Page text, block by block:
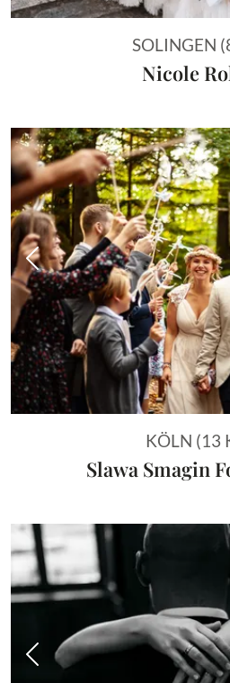
SOLINGEN
Nicole
Vorheriges Bild
KÖLN (13
Slawa Smagin
Vorheriges Bild